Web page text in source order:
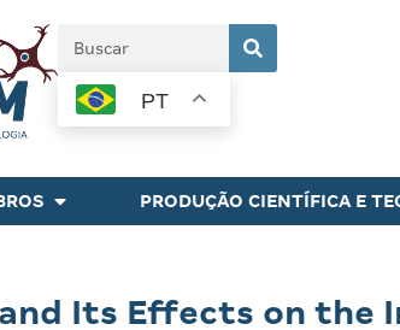
PT
PRODUÇÃO CIENTÍFICA E
Its Effects on the